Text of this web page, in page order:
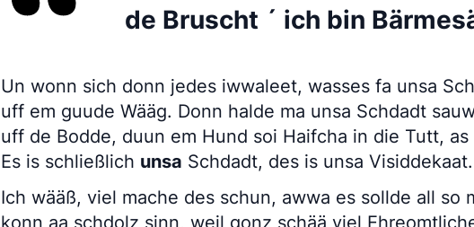
de Bruscht ´ ich bin
Un wonn sich donn jedes iwwaleet, wasses fa unsa
uff em guude Wääg. Donn halde ma unsa Schdadt
uff de Bodde, duun em Hund soi Haifcha in die Tutt,
Es is schließlich unsa Schdadt, des is unsa Visiddekaat.
Ich wääß, viel mache des schun, awwa es sollde all so
konn aa schdolz sinn, weil gonz schää viel